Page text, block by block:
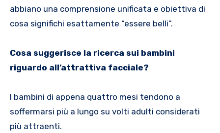
abbiano una comprensione unificata e obiettiva di
cosa significhi esattamente “essere belli”.
Cosa suggerisce la ricerca sui bambini
riguardo all’attrattiva facciale?
I bambini di appena quattro mesi tendono a
soffermarsi più a lungo su volti adulti considerati
più attraenti.